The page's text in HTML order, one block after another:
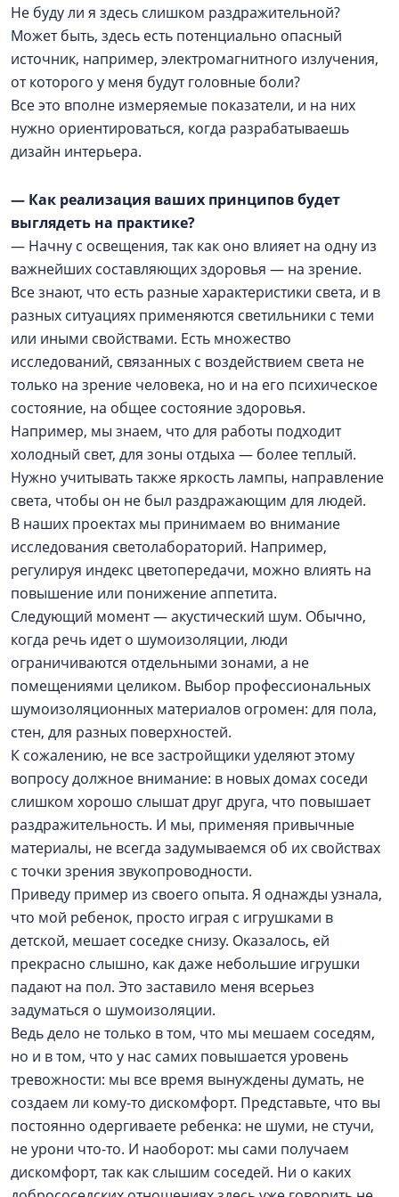
Не буду ли я здесь слишком раздражительной?
Может быть, здесь есть потенциально опасный
источник, например, электромагнитного излучения,
от которого у меня будут головные боли?
Все это вполне измеряемые показатели, и на них
нужно ориентироваться, когда разрабатываешь
дизайн интерьера.
— Как реализация ваших принципов будет
выглядеть на практике?
— Начну с освещения, так как оно влияет на одну из
важнейших составляющих здоровья — на зрение.
Все знают, что есть разные характеристики света, и в
разных ситуациях применяются светильники с теми
или иными свойствами. Есть множество
исследований, связанных с воздействием света не
только на зрение человека, но и на его психическое
состояние, на общее состояние здоровья.
Например, мы знаем, что для работы подходит
холодный свет, для зоны отдыха — более теплый.
Нужно учитывать также яркость лампы, направление
света, чтобы он не был раздражающим для людей.
В наших проектах мы принимаем во внимание
исследования светолабораторий. Например,
регулируя индекс цветопередачи, можно влиять на
повышение или понижение аппетита.
Следующий момент — акустический шум. Обычно,
когда речь идет о шумоизоляции, люди
ограничиваются отдельными зонами, а не
помещениями целиком. Выбор профессиональных
шумоизоляционных материалов огромен: для пола,
стен, для разных поверхностей.
К сожалению, не все застройщики уделяют этому
вопросу должное внимание: в новых домах соседи
слишком хорошо слышат друг друга, что повышает
раздражительность. И мы, применяя привычные
материалы, не всегда задумываемся об их свойствах
с точки зрения звукопроводности.
Приведу пример из своего опыта. Я однажды узнала,
что мой ребенок, просто играя с игрушками в
детской, мешает соседке снизу. Оказалось, ей
прекрасно слышно, как даже небольшие игрушки
падают на пол. Это заставило меня всерьез
задуматься о шумоизоляции.
Ведь дело не только в том, что мы мешаем соседям,
но и в том, что у нас самих повышается уровень
тревожности: мы все время вынуждены думать, не
создаем ли кому-то дискомфорт. Представьте, что вы
постоянно одергиваете ребенка: не шуми, не стучи,
не урони что-то. И наоборот: мы сами получаем
дискомфорт, так как слышим соседей. Ни о каких